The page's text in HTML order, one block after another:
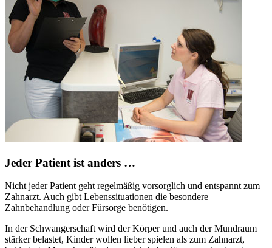
Jeder Patient ist anders …
Nicht jeder Patient geht regelmäßig vorsorglich und entspannt zum
Zahnarzt. Auch gibt Lebenssituationen die besondere
Zahnbehandlung oder Fürsorge benötigen.
In der Schwangerschaft wird der Körper und auch der Mundraum
stärker belastet, Kinder wollen lieber spielen als zum Zahnarzt,